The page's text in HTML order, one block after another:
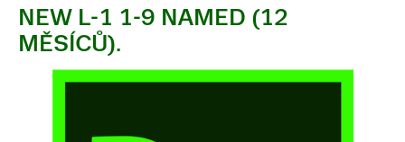
NEW L-1 1-9 NAMED (12
MĚSÍCŮ).